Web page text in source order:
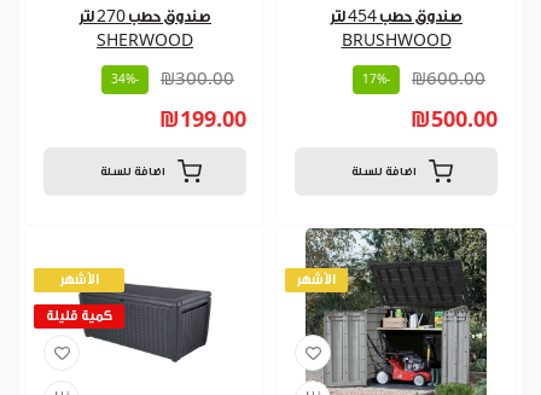
صندوق حطب 270 لتر
SHERWOOD
₪300.00
-34%
₪199.00
اضافة للسلة
صندوق حطب 454 لتر
BRUSHWOOD
₪600.00
-17%
₪500.00
اضافة للسلة
الأشهر
كمية قليلة
الأشهر